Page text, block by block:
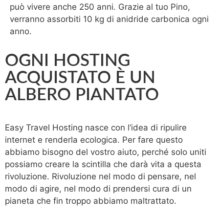
può vivere anche 250 anni. Grazie al tuo Pino,
verranno assorbiti 10 kg di anidride carbonica ogni
anno.
OGNI HOSTING
ACQUISTATO È UN
ALBERO PIANTATO
Easy Travel Hosting nasce con l’idea di ripulire
internet e renderla ecologica. Per fare questo
abbiamo bisogno del vostro aiuto, perché solo uniti
possiamo creare la scintilla che darà vita a questa
rivoluzione. Rivoluzione nel modo di pensare, nel
modo di agire, nel modo di prendersi cura di un
pianeta che fin troppo abbiamo maltrattato.